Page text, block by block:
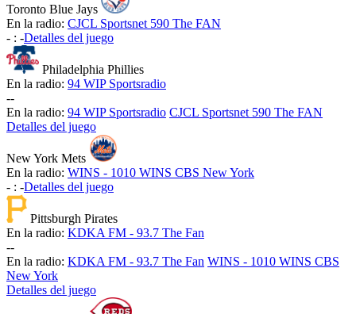
Toronto Blue Jays
En la radio: CJCL Sportsnet 590 The FAN
- : -Detalles del juego
Philadelphia Phillies
En la radio: 94 WIP Sportsradio
--
En la radio: 94 WIP Sportsradio CJCL Sportsnet 590 The FAN
Detalles del juego
New York Mets
En la radio: WINS - 1010 WINS CBS New York
- : -Detalles del juego
Pittsburgh Pirates
En la radio: KDKA FM - 93.7 The Fan
--
En la radio: KDKA FM - 93.7 The Fan WINS - 1010 WINS CBS
New York
Detalles del juego